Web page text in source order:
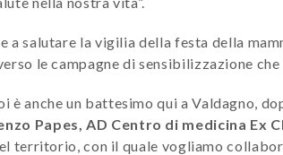
a salutare la vigilia della festa della
le campagne di sensibilizzazione
è anche un battesimo qui a Valdagno,
Papes, AD Centro di medicina Ex
territorio, con il quale vogliamo